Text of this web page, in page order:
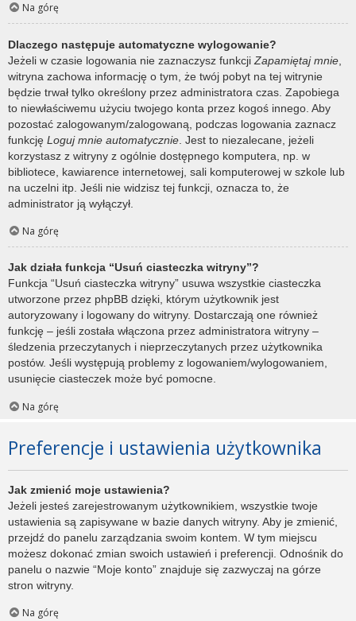
Na górę
Dlaczego następuje automatyczne wylogowanie?
Jeżeli w czasie logowania nie zaznaczysz funkcji Zapamiętaj mnie
witryna zachowa informację o tym, że twój pobyt na tej witrynie
będzie trwał tylko określony przez administratora czas. Zapobiega
to niewłaściwemu użyciu twojego konta przez kogoś innego. Aby
pozostać zalogowanym/zalogowaną, podczas logowania zaznacz
funkcję Loguj mnie automatycznie . Jest to niezalecane, jeżeli
korzystasz z witryny z ogólnie dostępnego komputera, np. w
bibliotece, kawiarence internetowej, sali komputerowej w szkole lub
na uczelni itp. Jeśli nie widzisz tej funkcji, oznacza to, że
administrator ją wyłączył.
Na górę
Jak działa funkcja “Usuń ciasteczka witryny”?
Funkcja “Usuń ciasteczka witryny” usuwa wszystkie ciasteczka
utworzone przez phpBB dzięki, którym użytkownik jest
autoryzowany i logowany do witryny. Dostarczają one również
funkcję – jeśli została włączona przez administratora witryny –
śledzenia przeczytanych i nieprzeczytanych przez użytkownika
postów. Jeśli występują problemy z logowaniem/wylogowaniem,
usunięcie ciasteczek może być pomocne.
Na górę
Preferencje i ustawienia użytkownika
Jak zmienić moje ustawienia?
Jeżeli jesteś zarejestrowanym użytkownikiem, wszystkie twoje
ustawienia są zapisywane w bazie danych witryny. Aby je zmienić,
przejdź do panelu zarządzania swoim kontem. W tym miejscu
możesz dokonać zmian swoich ustawień i preferencji. Odnośnik do
panelu o nazwie “Moje konto” znajduje się zazwyczaj na górze
stron witryny.
Na górę